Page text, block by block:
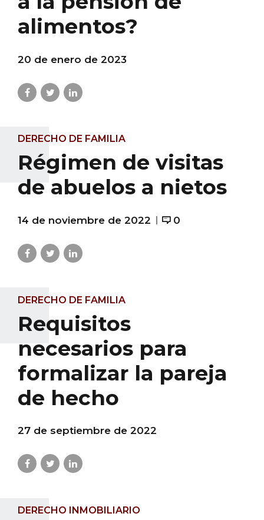
alimentos?
20 de enero de 2023
DERECHO DE FAMILIA
Régimen de visitas
de abuelos a nietos
14 de noviembre de 2022 0
DERECHO DE FAMILIA
Requisitos
necesarios para
formalizar la pareja
de hecho
27 de septiembre de 2022
DERECHO INMOBILIARIO